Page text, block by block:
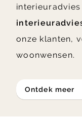
onze klanten,
woonwensen.
ontdek meer